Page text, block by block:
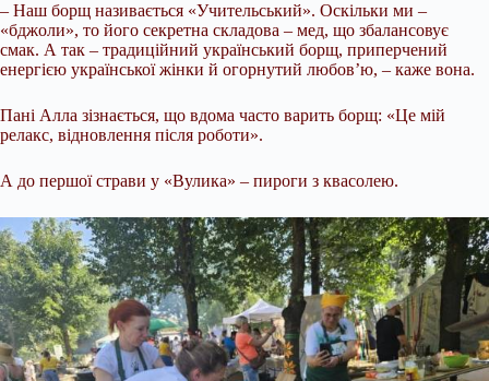
– Наш борщ називається «Учительський». Оскільки ми –
«бджоли», то його секретна складова – мед, що збалансовує
смак. А так – традиційний український борщ, приперчений
енергією української жінки й огорнутий любов’ю, – каже вона.
Пані Алла зізнається, що вдома часто варить борщ: «Це мій
релакс, відновлення після роботи».
А до першої страви у «Вулика» – пироги з квасолею.